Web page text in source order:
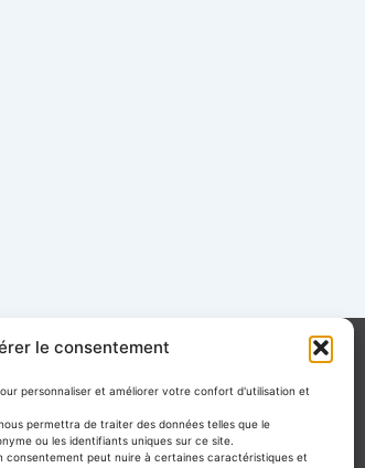
le consentement
personnaliser et améliorer votre confort d'utilisation et
permettra de traiter des données telles que le
ou les identifiants uniques sur ce site.
consentement peut nuire à certaines caractéristiques et
CONTACTEZ-NOUS !
a
c
e
b
E
n
v
e
l
« L’abus d’alcool est dangereux pour la
santé.Àconsommer avec modération. »